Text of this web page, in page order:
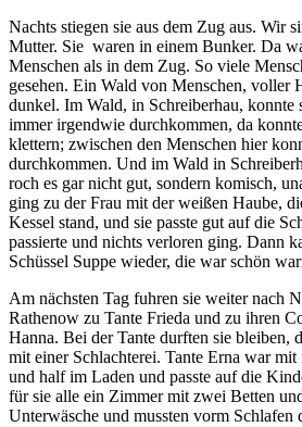
Nachts stiegen sie aus dem Zug aus. Wir
Mutter. Sie waren in einem Bunker. Da
Menschen als in dem Zug. So viele
gesehen. Ein Wald von Menschen, voller
dunkel. Im Wald, in Schreiberhau, konnte
immer irgendwie durchkommen, da
klettern; zwischen den Menschen hier
durchkommen. Und im Wald in
roch es gar nicht gut, sondern komisch,
ging zu der Frau mit der weißen Haube,
Kessel stand, und sie passte gut auf die
passierte und nichts verloren ging. Dann
Schüssel Suppe wieder, die war schön
Am nächsten Tag fuhren sie weiter nach
Rathenow zu Tante Frieda und zu ihren
Hanna. Bei der Tante durften sie bleiben,
mit einer Schlachterei. Tante Erna war
und half im Laden und passte auf die
für sie alle ein Zimmer mit zwei Betten
Unterwäsche und mussten vorm Schlafen